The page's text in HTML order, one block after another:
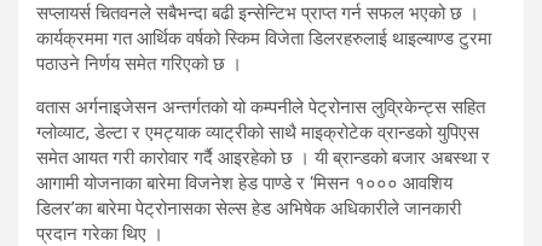
सप्लायर्स चितवनले सबैभन्दा बढी इन्सेन्टिभ प्राप्त गर्न सफल भएको छ ।
कार्यक्रममा गत आर्थिक वर्षको स्किम विजेता डिलरहरुलाई थाइल्याण्ड टुरमा
पठाउने निर्णय समेत गरिएको छ ।
वतास अर्गनाइजेसन अन्तर्गतको यो कम्पनीले पेट्रोनास लुव्रिकेन्ट्स सहित
ग्लोव्याट, डेल्टा र एमट्याक व्याट्रीको साथै माइक्रोटेक व्रान्डको युपिएस
समेत आयत गरी कारोवार गर्दै आइरहेको छ । यी ब्रान्डको बजार अबस्था र
आगामी योजनाका बारेमा विजनेश हेड पाण्डे र ‘मिसन १००० आवशिय
डिलर’का बारेमा पेट्रोनासका सेल्स हेड अभिषेक अधिकारीले जानकारी
प्रदान गरेका थिए ।